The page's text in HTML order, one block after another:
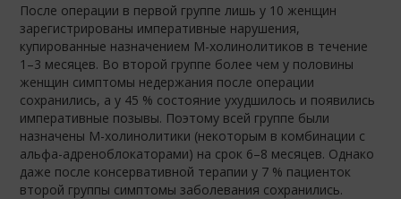
После операции в первой группе лишь у 10 женщин
зарегистрированы императивные нарушения,
купированные назначением М-холинолитиков в течение
1–3 месяцев. Во второй группе более чем у половины
женщин симптомы недержания после операции
сохранились, а у 45 % состояние ухудшилось и появились
императивные позывы. Поэтому всей группе были
назначены М-холинолитики (некоторым в комбинации с
альфа-адреноблокаторами) на срок 6–8 месяцев. Однако
даже после консервативной терапии у 7 % пациенток
второй группы симптомы заболевания сохранились.